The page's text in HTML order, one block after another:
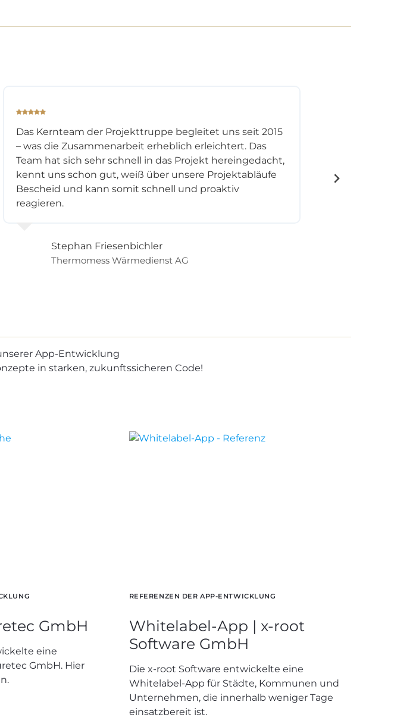
Das Kernteam der Projekttruppe begleitet uns seit 2015
– was die Zusammenarbeit erheblich erleichtert. Das
Team hat sich sehr schnell in das Projekt hereingedacht,
kennt uns schon gut, weiß über unsere Projektabläufe
Bescheid und kann somit schnell und proaktiv
reagieren.
Stephan Friesenbichler
Thermomess Wärmedienst AG
App-Entwicklung
in starken, zukunftssicheren Code!
GmbH
eine
GmbH. Hier
REFERENZEN DER APP-ENTWICKLUNG
Whitelabel-App | x-root
Software GmbH
Die x-root Software entwickelte eine
Whitelabel-App für Städte, Kommunen und
Unternehmen, die innerhalb weniger Tage
einsatzbereit ist.